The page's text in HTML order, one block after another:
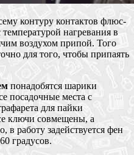
контуру контактов флюс-
нагревания в
воздухом припой. Того
для того, чтобы припаять
понадобятся шарики
посадочные места с
для пайки
ключи совмещены, а
в работу задействуется фен
градусов.